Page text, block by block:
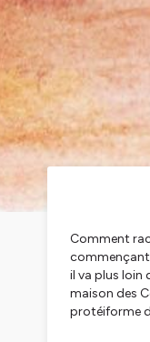
Comment
commençant
il va plus loin
maison des
protéiforme